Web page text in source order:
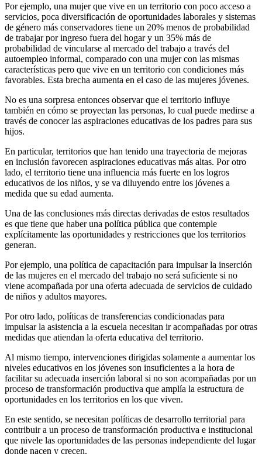
Por ejemplo, una mujer que vive en un territorio con poco acceso a
servicios, poca diversificación de oportunidades laborales y sistemas
de género más conservadores tiene un 20% menos de probabilidad
de trabajar por ingreso fuera del hogar y un 35% más de
probabilidad de vincularse al mercado del trabajo a través del
autoempleo informal, comparado con una mujer con las mismas
características pero que vive en un territorio con condiciones más
favorables. Esta brecha aumenta en el caso de las mujeres jóvenes.
No es una sorpresa entonces observar que el territorio influye
también en cómo se proyectan las personas, lo cual puede medirse a
través de conocer las aspiraciones educativas de los padres para sus
hijos.
En particular, territorios que han tenido una trayectoria de mejoras
en inclusión favorecen aspiraciones educativas más altas. Por otro
lado, el territorio tiene una influencia más fuerte en los logros
educativos de los niños, y se va diluyendo entre los jóvenes a
medida que su edad aumenta.
Una de las conclusiones más directas derivadas de estos resultados
es que tiene que haber una política pública que contemple
explícitamente las oportunidades y restricciones que los territorios
generan.
Por ejemplo, una política de capacitación para impulsar la inserción
de las mujeres en el mercado del trabajo no será suficiente si no
viene acompañada por una oferta adecuada de servicios de cuidado
de niños y adultos mayores.
Por otro lado, políticas de transferencias condicionadas para
impulsar la asistencia a la escuela necesitan ir acompañadas por otras
medidas que atiendan la oferta educativa del territorio.
Al mismo tiempo, intervenciones dirigidas solamente a aumentar los
niveles educativos en los jóvenes son insuficientes a la hora de
facilitar su adecuada inserción laboral si no son acompañadas por un
proceso de transformación productiva que amplía la estructura de
oportunidades en los territorios en los que viven.
En este sentido, se necesitan políticas de desarrollo territorial para
contribuir a un proceso de transformación productiva e institucional
que nivele las oportunidades de las personas independiente del lugar
donde nacen y crecen.